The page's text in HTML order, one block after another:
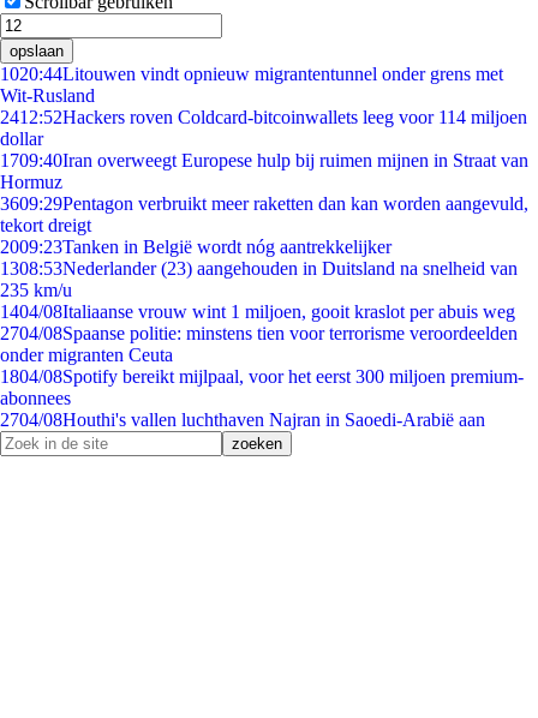
opslaan
1020:44Litouwen vindt opnieuw migrantentunnel onder grens met
Wit-Rusland
2412:52Hackers roven Coldcard-bitcoinwallets leeg voor 114 miljoen
dollar
1709:40Iran overweegt Europese hulp bij ruimen mijnen in Straat van
Hormuz
3609:29Pentagon verbruikt meer raketten dan kan worden aangevuld,
tekort dreigt
2009:23Tanken in België wordt nóg aantrekkelijker
1308:53Nederlander (23) aangehouden in Duitsland na snelheid van
235 km/u
1404/08Italiaanse vrouw wint 1 miljoen, gooit kraslot per abuis weg
2704/08Spaanse politie: minstens tien voor terrorisme veroordeelden
onder migranten Ceuta
1804/08Spotify bereikt mijlpaal, voor het eerst 300 miljoen premium-
abonnees
2704/08Houthi's vallen luchthaven Najran in Saoedi-Arabië aan